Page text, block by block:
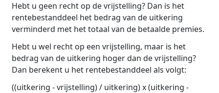
Hebt u geen recht op de vrijstelling? Dan is het
rentebestanddeel het bedrag van de uitkering
verminderd met het totaal van de betaalde premies.
Hebt u wel recht op een vrijstelling, maar is het
bedrag van de uitkering hoger dan de vrijstelling?
Dan berekent u het rentebestanddeel als volgt:
((uitkering - vrijstelling) / uitkering) x (uitkering -